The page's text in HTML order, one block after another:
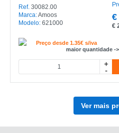
Ref. 30082.00
Marca:Amoos
Modelo: 621000
€
€
Preço desde 1.35€ s/iva
maior quantidade -
+
-
Ver mais